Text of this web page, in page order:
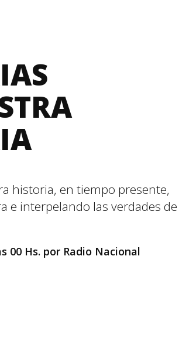
historia, en tiempo presente,
e interpelando las verdades de
00 Hs. por Radio Nacional